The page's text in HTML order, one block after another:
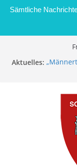
Sämtliche
Aktuelles:
der
Brand
Kontrolle
Stadt